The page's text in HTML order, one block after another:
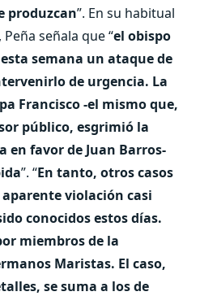
produzcan”. En su habitual
, Peña señala que “el obispo
semana un ataque de
de urgencia. La
Francisco -el mismo que,
público, esgrimió la
en favor de Juan Barros-
”. “En tanto, otros casos
violación casi
conocidos estos días.
miembros de la
Maristas. El caso,
se suma a los de